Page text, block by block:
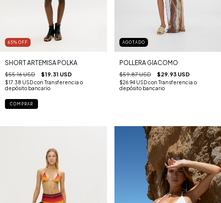
65% OFF
SHORT ARTEMISA POLKA
$55.16 USD $19.31 USD
$17.38 USDcon Transferencia o
depósito bancario
COMPRAR
AGOTADO
POLLERA GIACOMO
$59.87 USD $29.93 USD
$26.94 USDcon Transferencia o
depósito bancario